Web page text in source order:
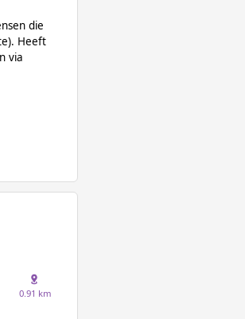
die
Heeft
via
0.91 km